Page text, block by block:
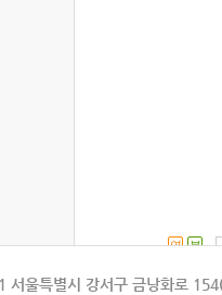
연 북
서울특별시 강서구 금낭화로